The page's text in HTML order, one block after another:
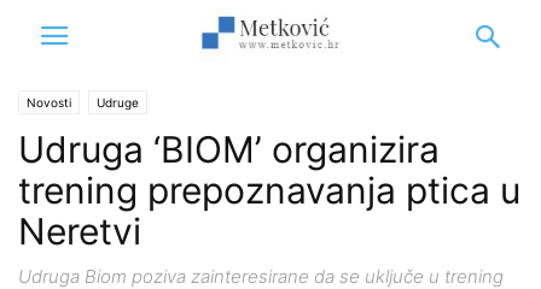
Novosti Udruge
Udruga ‘BIOM’ organizira
trening prepoznavanja ptica u
Neretvi
Udruga Biom poziva zainteresirane da se uključe u trening